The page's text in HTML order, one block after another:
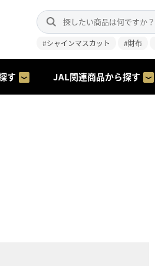
#シャインマスカット #財布
す JAL関連商品から探す